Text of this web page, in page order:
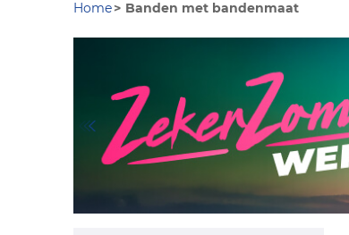
Home Banden met bandenmaat